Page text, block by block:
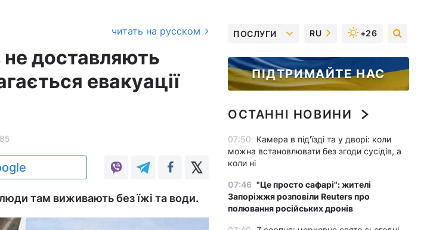
читать на русском
доставляють
евакуації
там виживають без їжі та води.
ПОСЛУГИ RU +26
ПІДТРИМАЙТЕ НАС
ОСТАННІ НОВИНИ
07:50
Камера в під'їзді та у дворі: коли
можна встановлювати без згоди сусідів, а
коли ні
07:46 "Це просто сафарі": жителі
Запоріжжя розповіли Reuters про
полювання російських дронів